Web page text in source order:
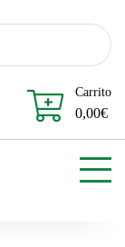
Carrito
0,00€